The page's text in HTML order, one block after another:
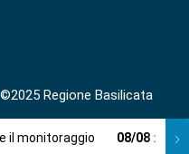
©2025 Regione Basilicata
il monitoraggio 08/08 :